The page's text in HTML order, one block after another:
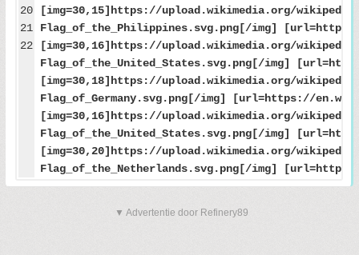
20
21
22
[img=30,15]https://upload.wikimedia.org/wikipedia/
Flag_of_the_Philippines.svg.png[/img]
[img=30,16]https://upload.wikimedia.org/
Flag_of_the_United_States.svg.png[/img]
[img=30,18]https://upload.wikimedia.org/wikipedia/
Flag_of_Germany.svg.png[/img] [url=https://
[img=30,16]https://upload.wikimedia.org/
Flag_of_the_United_States.svg.png[/img]
[img=30,20]https://upload.wikimedia.org/wikipedia/
Flag_of_the_Netherlands.svg.png[/img]
▼ Advertentie door Refinery89